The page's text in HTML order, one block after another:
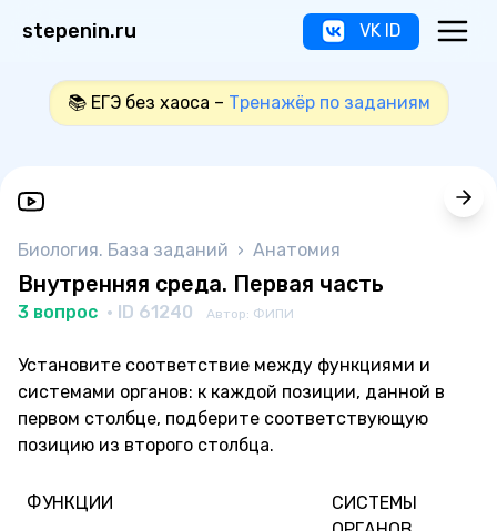
stepenin.ru VK ID
📚 ЕГЭ без хаоса – Тренажёр по заданиям
Биология. База заданий › Анатомия
Внутренняя среда. Первая часть
3 вопрос · ID 61240 Автор: ФИПИ
Установите соответствие между функциями и
системами органов: к каждой позиции, данной в
первом столбце, подберите соответствующую
позицию из второго столбца.
ФУНКЦИИ
СИСТЕМЫ